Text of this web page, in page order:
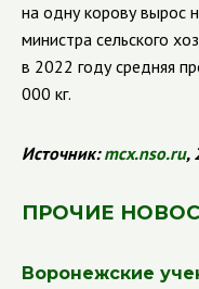
на одну корову вырос
министра сельского
в 2022 году средняя
000 кг.
Источник:mcx.nso.ru,
ПРОЧИЕ
Воронежские